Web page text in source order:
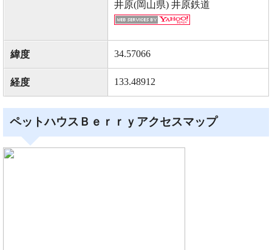
井原(岡山県) 井原鉄道
緯度 34.57066
経度 133.48912
ペットハウスＢｅｒｒｙアクセスマップ